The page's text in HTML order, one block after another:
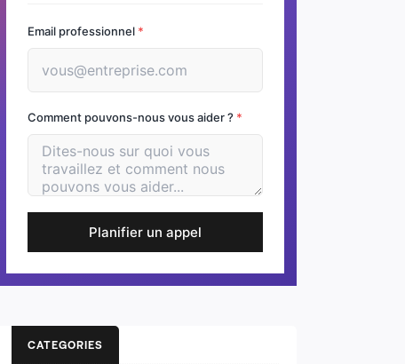
Email professionnel *
Comment pouvons-nous vous aider ? *
Planifier un appel
CATEGORIES